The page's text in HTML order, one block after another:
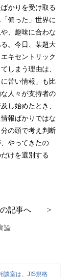
かりを受け取る
偏った」世界に
、趣味に合わな
。今日、某超大
キセントリック
しまう理由は、
苦い情報」も比
人々が支持者の
し始めたとき、
報ばかりではな
の頭で考え判断
やってきたの
けを選別する
の記事へ >
論
談室は、JIS規格